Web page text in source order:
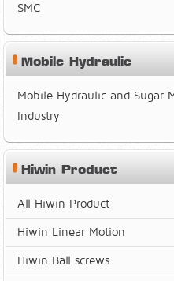
SMC
Mobile Hydraulic
Mobile Hydraulic and Sugar
Industry
Hiwin Product
All Hiwin Product
Hiwin Linear Motion
Hiwin Ball screws